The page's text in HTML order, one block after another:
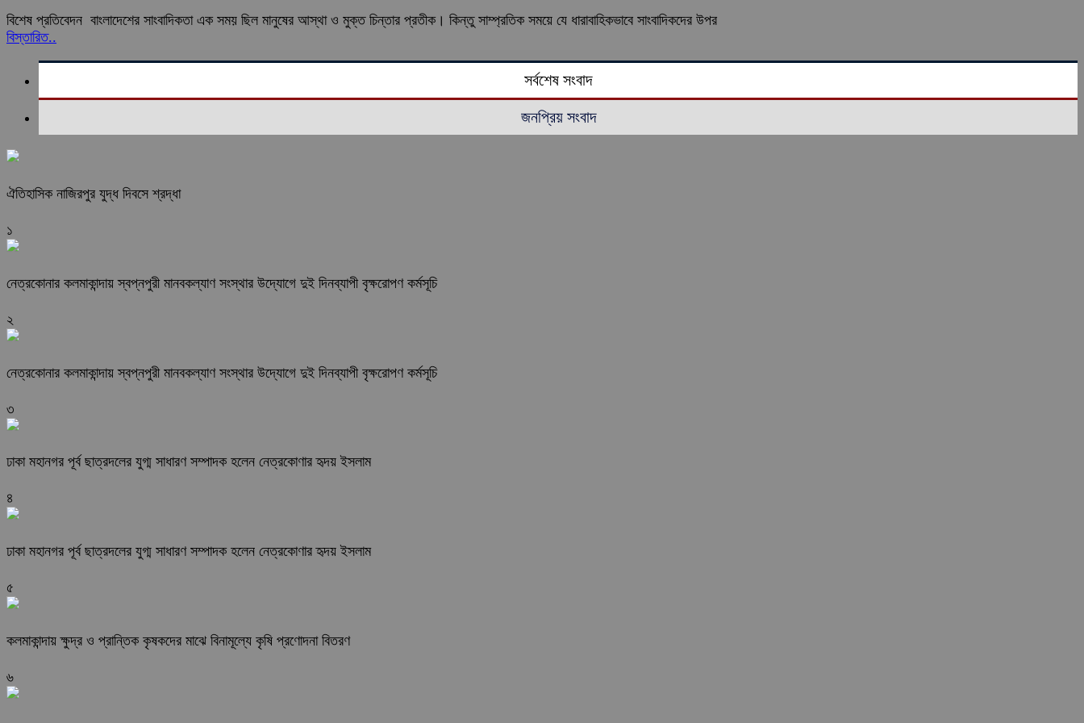
বিশেষ প্রতিবেদন বাংলাদেশের সাংবাদিকতা এক সময় ছিল মানুষের আস্থা ও মুক্ত চিন্তার প্রতীক। কিন্তু সাম্প্রতিক সময়ে যে ধারাবাহিকভাবে সাংবাদিকদের উপর
বিস্তারিত..
সর্বশেষ সংবাদ
জনপ্রিয় সংবাদ
ঐতিহাসিক নাজিরপুর যুদ্ধ দিবসে শ্রদ্ধা
১
নেত্রকোনার কলমাকান্দায় স্বপ্নপুরী মানবকল্যাণ সংস্থার উদ্যোগে দুই দিনব্যাপী বৃক্ষরোপণ কর্মসূচি
২
নেত্রকোনার কলমাকান্দায় স্বপ্নপুরী মানবকল্যাণ সংস্থার উদ্যোগে দুই দিনব্যাপী বৃক্ষরোপণ কর্মসূচি
৩
ঢাকা মহানগর পূর্ব ছাত্রদলের যুগ্ম সাধারণ সম্পাদক হলেন নেত্রকোণার হৃদয় ইসলাম
৪
ঢাকা মহানগর পূর্ব ছাত্রদলের যুগ্ম সাধারণ সম্পাদক হলেন নেত্রকোণার হৃদয় ইসলাম
৫
কলমাকান্দায় ক্ষুদ্র ও প্রান্তিক কৃষকদের মাঝে বিনামূল্যে কৃষি প্রণোদনা বিতরণ
৬